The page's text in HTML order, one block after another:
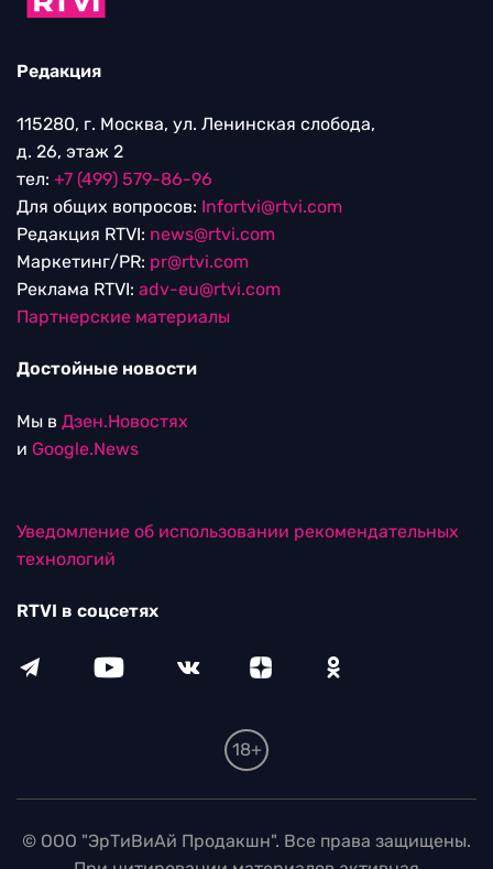
Редакция
115280, г. Москва, ул. Ленинская слобода,
д. 26, этаж 2
тел: +7 (499) 579-86-96
Для общих вопросов: Infortvi@rtvi.com
Редакция RTVI: news@rtvi.com
Маркетинг/PR: pr@rtvi.com
Реклама RTVI: adv-eu@rtvi.com
Партнерские материалы
Достойные новости
Мы в Дзен.Новостях
и Google.News
Уведомление об использовании рекомендательных
технологий
RTVI в соцсетях
18+
© ООО "ЭрТиВиАй Продакшн". Все права защищены.